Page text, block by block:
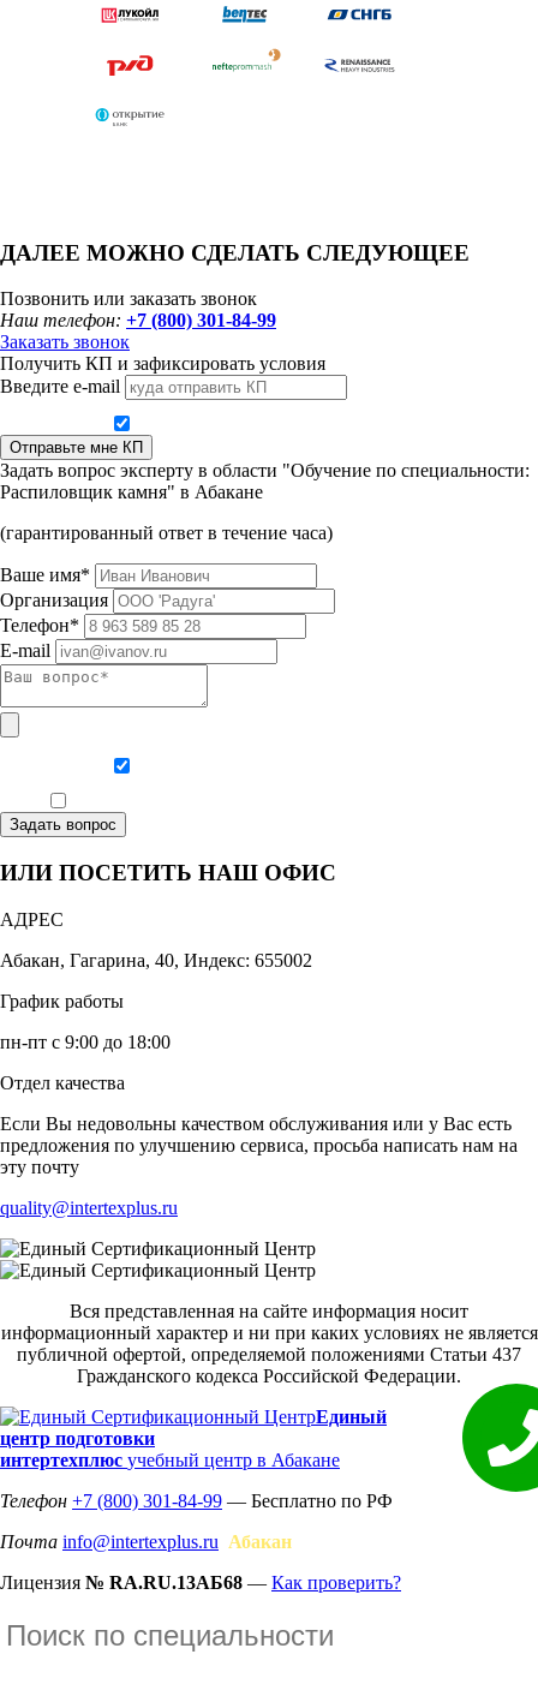
ДАЛЕЕ МОЖНО СДЕЛАТЬ СЛЕДУЮЩЕЕ
Позвонить или заказать звонок
Наш телефон: +7 (800) 301-84-99
Заказать звонок
Получить КП и зафиксировать условия
Введите e-mail
Отправьте мне КП
Задать вопрос эксперту в области "Обучение по специальности:
Распиловщик камня" в Абакане
(гарантированный ответ в течение часа)
Ваше имя*
Организация
Телефон*
E-mail
Задать вопрос
ИЛИ ПОСЕТИТЬ НАШ ОФИС
АДРЕС
Абакан, Гагарина, 40, Индекс: 655002
График работы
пн-пт с 9:00 до 18:00
Отдел качества
Если Вы недовольны качеством обслуживания или у Вас есть
предложения по улучшению сервиса, просьба написать нам на
эту почту
quality@intertexplus.ru
Вся представленная на сайте информация носит
информационный характер и ни при каких условиях не является
публичной офертой, определяемой положениями Статьи 437
Гражданского кодекса Российской Федерации.
Единый
центр подготовки
интертехплюс учебный центр в Абакане
Телефон +7 (800) 301-84-99 — Бесплатно по РФ
Почта info@intertexplus.ru Абакан
Лицензия № RA.RU.13АБ68 — Как проверить?